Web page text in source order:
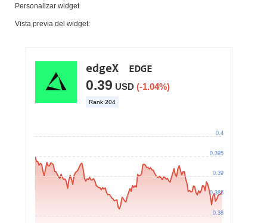
Personalizar widget
Vista previa del widget: